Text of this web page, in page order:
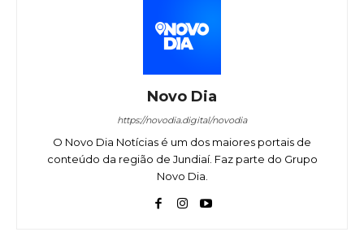
Novo Dia
https://novodia.digital/novodia
O Novo Dia Notícias é um dos maiores portais de
conteúdo da região de Jundiaí. Faz parte do Grupo
Novo Dia.